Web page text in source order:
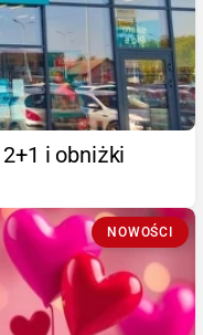
i obniżki
NOWOŚCI